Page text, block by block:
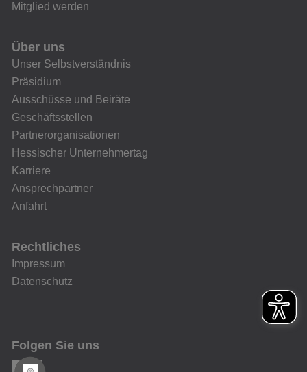
Mitglied werden
Über uns
Unser Selbstverständnis
Präsidium
Ausschüsse und Beiräte
Geschäftsstellen
Partnerorganisationen
Hessischer Unternehmertag
Karriere
Ansprechpartner
Anfahrt
Rechtliches
Impressum
Datenschutz
Folgen Sie uns